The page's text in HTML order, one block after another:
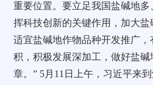
重要位置。要立足我国盐碱地
挥科技创新的关键作用，加大
适宜盐碱地作物品种开发推广
积，积极发展深加工，做好盐
章。” 5月11日上午，习近平来